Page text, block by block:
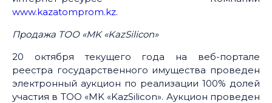
www.kazatomprom.kz.
Продажа ТОО «MK «KazSilicon»
20 октября текущего года на веб-портале
реестра государственного имущества проведен
электронный аукцион по реализации 100% долей
участия в ТОО «MK «KazSilicon». Аукцион проведен